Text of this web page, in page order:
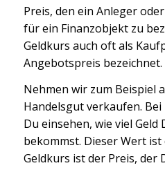
Preis, den ein Anleger
für ein Finanzobjekt zu
Geldkurs auch oft als
Angebotspreis bezeichnet.
Nehmen wir zum Beispiel
Handelsgut verkaufen.
Du einsehen, wie viel
bekommst. Dieser Wert
Geldkurs ist der Preis, der